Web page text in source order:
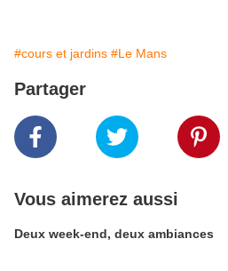
#cours et jardins #Le Mans
Partager
Vous aimerez aussi
Deux week-end, deux ambiances